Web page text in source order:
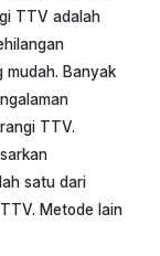
TTV adalah
mudah. Banyak
TTV.
satu dari
Metode lain